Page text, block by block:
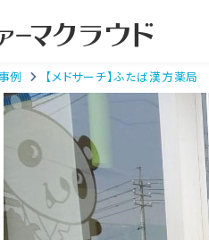
例 【メドサーチ】ふたば漢方薬局